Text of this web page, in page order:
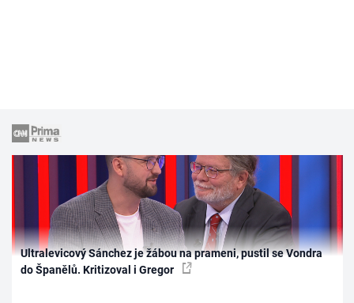
Ultralevicový Sánchez je žábou na prameni, pustil se Vondra
do Španělů. Kritizoval i Gregor